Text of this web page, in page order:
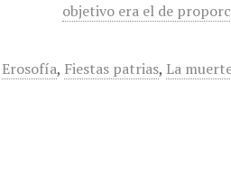
objetivo era el de
Erosofía, Fiestas patrias, La